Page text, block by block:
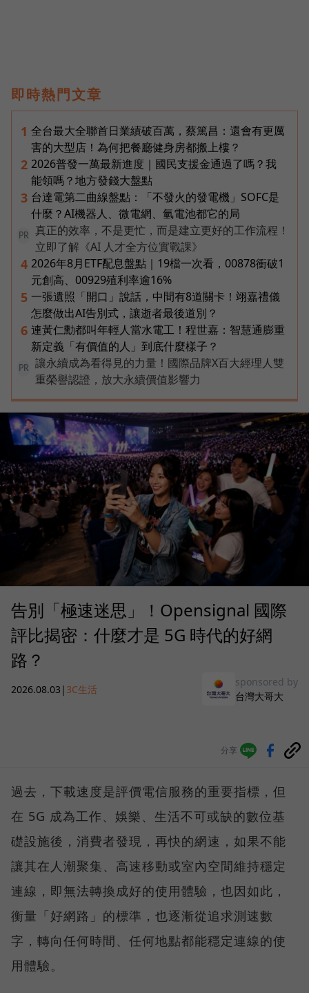
即時熱門文章
1 全台最大全聯首日業績破百萬，蔡篤昌：還會有更厲
害的大型店！為何把餐廳健身房都搬上樓？
2 2026普發一萬最新進度｜國民支援金通過了嗎？我
能領嗎？地方發錢大盤點
3 台達電第二曲線盤點：「不發火的發電機」SOFC是
什麼？AI機器人、微電網、氫電池都它的局
PR
真正的效率，不是更忙，而是建立更好的工作流程！
立即了解《AI 人才全方位實戰課》
4 2026年8月ETF配息盤點｜19檔一次看，00878衝破1
元創高、00929殖利率逾16%
5 一張遺照「開口」說話，中間有8道關卡！翊嘉禮儀
怎麼做出AI告別式，讓逝者最後道別？
6 連黃仁勳都叫年輕人當水電工！程世嘉：智慧通膨重
新定義「有價值的人」到底什麼樣子？
PR
讓永續成為看得見的力量！國際品牌X百大經理人雙
重榮譽認證，放大永續價值影響力
告別「極速迷思」！Opensignal 國際
評比揭密：什麼才是 5G 時代的好網
路？
2026.08.03 | 3C生活
sponsored by
台灣大哥大
分享
過去，下載速度是評價電信服務的重要指標，但
在 5G 成為工作、娛樂、生活不可或缺的數位基
礎設施後，消費者發現，再快的網速，如果不能
讓其在人潮聚集、高速移動或室內空間維持穩定
連線，即無法轉換成好的使用體驗，也因如此，
衡量「好網路」的標準，也逐漸從追求測速數
字，轉向任何時間、任何地點都能穩定連線的使
用體驗。